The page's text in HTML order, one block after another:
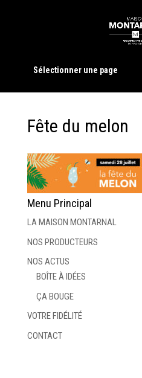
Sélectionner une page
Fête du melon
Menu Principal
LA MAISON MONTARNAL
NOS PRODUCTEURS
NOS ACTUS
BOÎTE À IDÉES
ÇA BOUGE
VOTRE FIDÉLITÉ
CONTACT